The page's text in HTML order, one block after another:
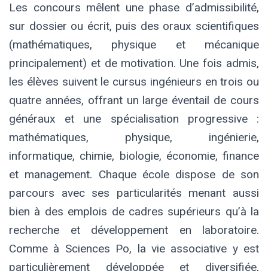
Les concours mêlent une phase d’admissibilité,
sur dossier ou écrit, puis des oraux scientifiques
(mathématiques, physique et mécanique
principalement) et de motivation. Une fois admis,
les élèves suivent le cursus ingénieurs en trois ou
quatre années, offrant un large éventail de cours
généraux et une spécialisation progressive :
mathématiques, physique, ingénierie,
informatique, chimie, biologie, économie, finance
et management. Chaque école dispose de son
parcours avec ses particularités menant aussi
bien à des emplois de cadres supérieurs qu’à la
recherche et développement en laboratoire.
Comme à Sciences Po, la vie associative y est
particulièrement développée et diversifiée,